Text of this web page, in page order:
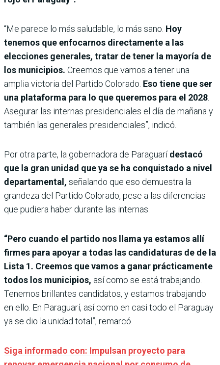
“Me parece lo más saludable, lo más sano. Hoy
tenemos que enfocarnos directamente a las
elecciones generales, tratar de tener la mayoría de
los municipios. Creemos que vamos a tener una
amplia victoria del Partido Colorado. Eso tiene que ser
una plataforma para lo que queremos para el 2028
Asegurar las internas presidenciales el día de mañana y
también las generales presidenciales”, indicó.
Por otra parte, la gobernadora de Paraguarídestacó
que la gran unidad que ya se ha conquistado a nivel
departamental, señalando que eso demuestra la
grandeza del Partido Colorado, pese a las diferencias
que pudiera haber durante las internas.
“Pero cuando el partido nos llama ya estamos allí
firmes para apoyar a todas las candidaturas de de la
Lista 1. Creemos que vamos a ganar prácticamente
todos los municipios, así como se está trabajando.
Tenemos brillantes candidatos, y estamos trabajando
en ello. En Paraguarí, así como en casi todo el Paraguay
ya se dio la unidad total”, remarcó.
Siga informado con: Impulsan proyecto para